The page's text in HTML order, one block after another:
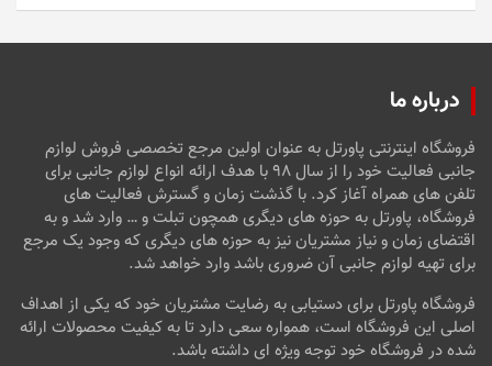
درباره ما
فروشگاه اینترنتی پاورتل به عنوان اولین مرجع تخصصی فروش لوازم
جانبی فعالیت خود را از سال ۹۸ با هدف ارائه انواع لوازم جانبی برای
تلفن های همراه آغاز کرد. با گذشت زمان و گسترش فعالیت های
فروشگاه، پاورتل به حوزه های دیگری همچون تبلت و … وارد شد و به
اقتضای زمان و نیاز مشتریان نیز به حوزه های دیگری که وجود یک مرجع
برای تهیه لوازم جانبی آن ضروری باشد وارد خواهد شد.
فروشگاه پاورتل برای دستیابی به رضایت مشتریان خود که یکی از اهداف
اصلی این فروشگاه است، همواره سعی دارد تا به کیفیت محصولات ارائه
شده در فروشگاه خود توجه ویژه ای داشته باشد.